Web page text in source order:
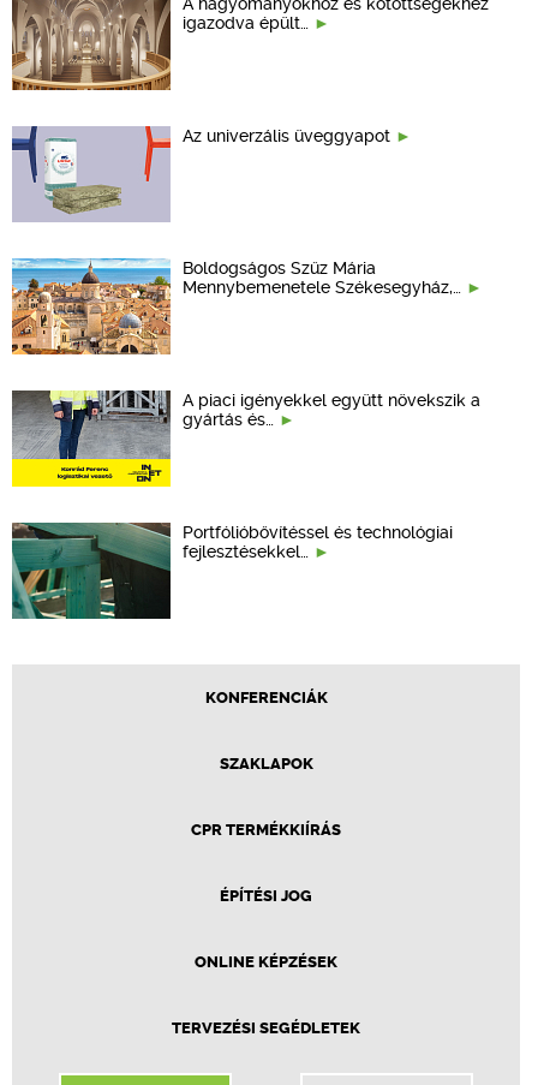
igazodva épült…
Az univerzális üveggyapot
Boldogságos Szűz Mária
Mennybemenetele Székesegyház,…
A piaci igényekkel együtt növekszik a
gyártás és…
Portfólióbővítéssel és technológiai
fejlesztésekkel…
KONFERENCIÁK
SZAKLAPOK
CPR TERMÉKKIÍRÁS
ÉPÍTÉSI JOG
ONLINE KÉPZÉSEK
TERVEZÉSI SEGÉDLETEK